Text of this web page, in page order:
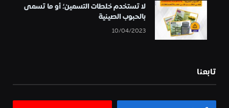
لا تستخدم خلطات التسمين؛ أو ما تسمى
بالحبوب الصينية
10/04/2023
تابعنا